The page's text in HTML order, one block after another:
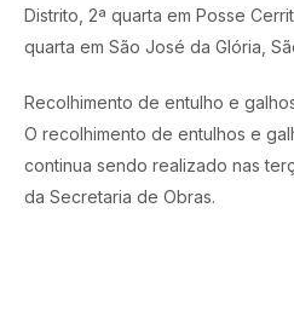
Distrito, 2ª quarta em Posse
quarta em São José da Glória,
Recolhimento de entulho e
O recolhimento de entulhos e
continua sendo realizado nas
da Secretaria de Obras.